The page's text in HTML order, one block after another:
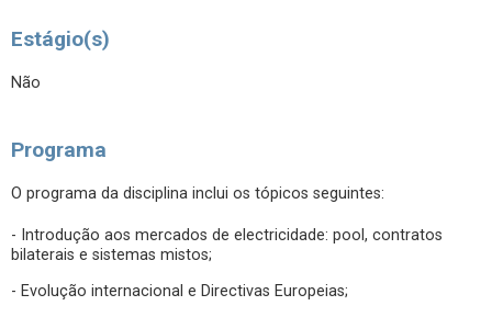
Estágio(s)
Não
Programa
O programa da disciplina inclui os tópicos seguintes:
- Introdução aos mercados de electricidade: pool, contratos
bilaterais e sistemas mistos;
- Evolução internacional e Directivas Europeias;